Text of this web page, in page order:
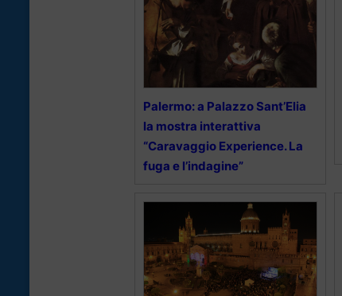
Palermo: a Palazzo Sant’Elia
la mostra interattiva
“Caravaggio Experience. La
fuga e l’indagine”